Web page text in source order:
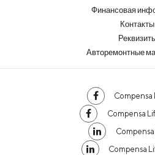
Финансовая
Контакты
Авторемонтные
Compensa
Compensa
Compensa